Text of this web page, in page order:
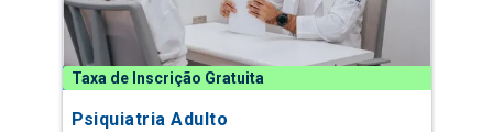
Taxa de Inscrição Gratuita
Psiquiatria Adulto